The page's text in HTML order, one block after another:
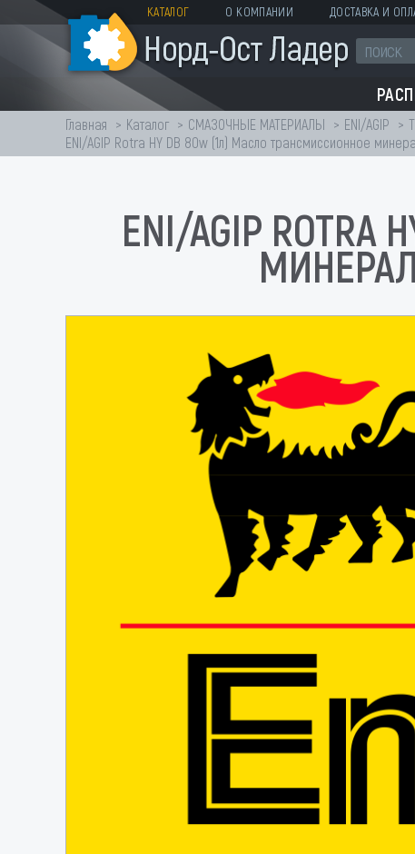
КАТАЛОГ О КОМПАНИИ ДОСТАВКА И
Главная Каталог СМАЗОЧНЫЕ МАТЕРИАЛЫ ENI/AGIP
ENI/AGIP Rotra HY DB 80w (1л) Масло трансмиссионное
ENI/AGIP